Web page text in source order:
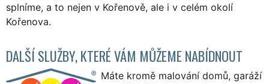
splníme, a to nejen v Kořenově, ale i v celém okolí
Kořenova.
DALŠÍ SLUŽBY, KTERÉ VÁM MŮŽEME NABÍDNOUT
Máte kromě malování domů, garáží